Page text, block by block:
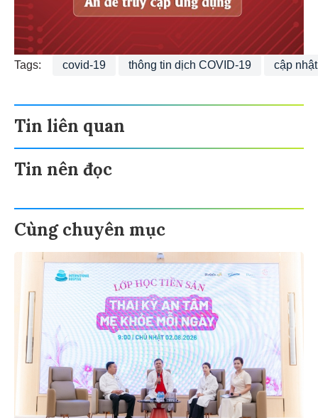
Tags: covid-19 thông tin dịch COVID-19 cập
Tin liên quan
Tin nên đọc
Cùng chuyên mục